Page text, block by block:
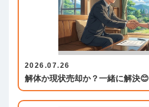
2026.07.26
解体か現状売却か？一緒に解決😊